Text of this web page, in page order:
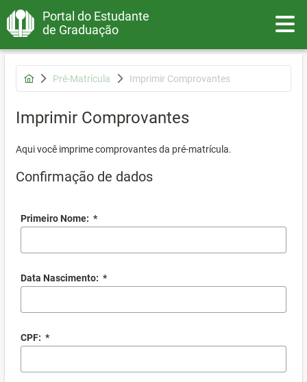
Portal do Estudante
de Graduação
Pré-Matrícula Imprimir Comprovantes
Imprimir Comprovantes
Aqui você imprime comprovantes da pré-matrícula.
Confirmação de dados
Primeiro Nome: *
Data Nascimento: *
CPF: *